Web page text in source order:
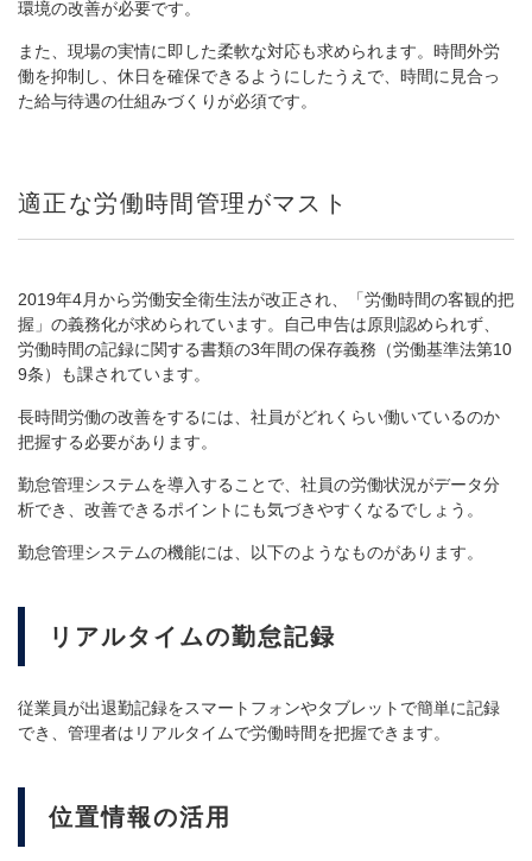
環境の改善が必要です。
また、現場の実情に即した柔軟な対応も求められます。時間外労
働を抑制し、休日を確保できるようにしたうえで、時間に見合っ
た給与待遇の仕組みづくりが必須です。
適正な労働時間管理がマスト
2019年4月から労働安全衛生法が改正され、「労働時間の客観的把
握」の義務化が求められています。自己申告は原則認められず、
労働時間の記録に関する書類の3年間の保存義務（労働基準法第10
9条）も課されています。
長時間労働の改善をするには、社員がどれくらい働いているのか
把握する必要があります。
勤怠管理システムを導入することで、社員の労働状況がデータ分
析でき、改善できるポイントにも気づきやすくなるでしょう。
勤怠管理システムの機能には、以下のようなものがあります。
リアルタイムの勤怠記録
従業員が出退勤記録をスマートフォンやタブレットで簡単に記録
でき、管理者はリアルタイムで労働時間を把握できます。
位置情報の活用